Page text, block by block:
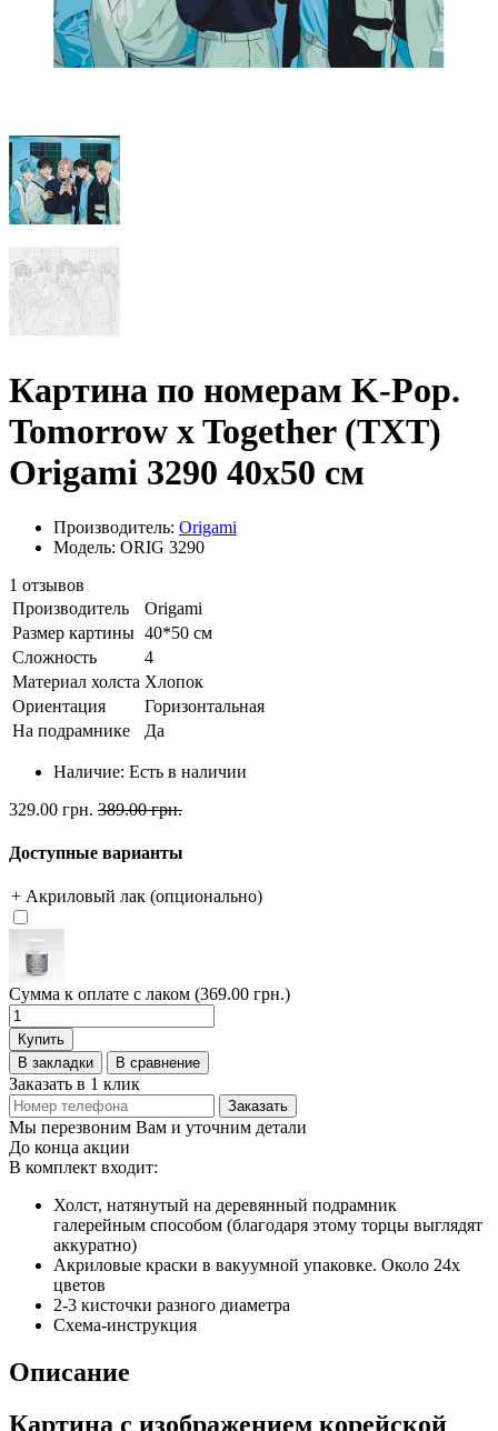
Картина по номерам K-Pop.
Tomorrow x Together (TXT)
Origami 3290 40x50 см
Производитель: Origami
Модель: ORIG 3290
1 отзывов
Производитель
Origami
Размер картины 40*50 см
Сложность
4
Материал холста Хлопок
Ориентация
Горизонтальная
На подрамнике
Да
Наличие: Есть в наличии
329.00 грн. 389.00 грн.
Доступные варианты
+ Акриловый лак (опционально)
Сумма к оплате с лаком (369.00 грн.)
Купить
В закладки
В сравнение
Заказать в 1 клик
Заказать
Мы перезвоним Вам и уточним детали
До конца акции
В комплект входит:
Холст, натянутый на деревянный подрамник
галерейным способом (благодаря этому торцы выглядят
аккуратно)
Акриловые краски в вакуумной упаковке. Около 24х
цветов
2-3 кисточки разного диаметра
Схема-инструкция
Описание
Картина с изображением корейской